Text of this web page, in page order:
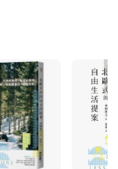
．La Cachette主
三名．Osteria